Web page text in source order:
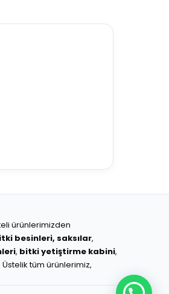
ürünlerimizden
besinleri, saksılar,
, bitki yetiştirme kabini,
tüm ürünlerimiz,